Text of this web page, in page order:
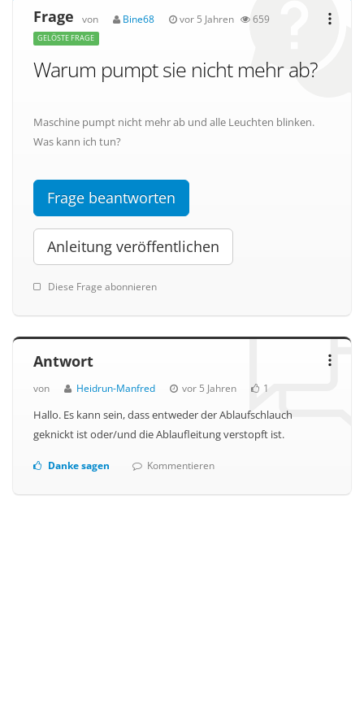
Frage von Bine68 vor 5 Jahren 659
GELÖSTE FRAGE
Warum pumpt sie nicht mehr ab?
Maschine pumpt nicht mehr ab und alle Leuchten blinken.
Was kann ich tun?
Frage beantworten
Anleitung veröffentlichen
Diese Frage abonnieren
Antwort
von Heidrun-Manfred vor 5 Jahren 1
Hallo. Es kann sein, dass entweder der Ablaufschlauch
geknickt ist oder/und die Ablaufleitung verstopft ist.
Danke sagen Kommentieren